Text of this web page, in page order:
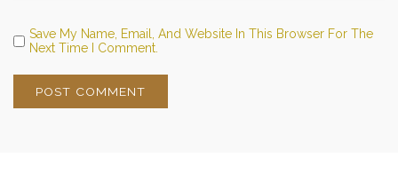
Save My Name, Email, And Website In This Browser For The
Next Time I Comment.